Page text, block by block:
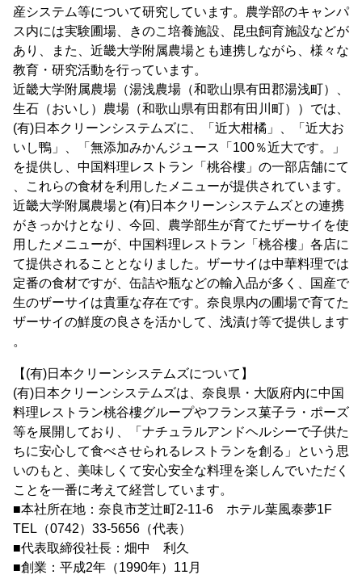
産システム等について研究しています。農学部のキャンパ
ス内には実験圃場、きのこ培養施設、昆虫飼育施設などが
あり、また、近畿大学附属農場とも連携しながら、様々な
教育・研究活動を行っています。
近畿大学附属農場（湯浅農場（和歌山県有田郡湯浅町）、
生石（おいし）農場（和歌山県有田郡有田川町））では、
(有)日本クリーンシステムズに、「近大柑橘」、「近大お
いし鴨」、「無添加みかんジュース「100％近大です。」
を提供し、中国料理レストラン「桃谷樓」の一部店舗にて
、これらの食材を利用したメニューが提供されています。
近畿大学附属農場と(有)日本クリーンシステムズとの連携
がきっかけとなり、今回、農学部生が育てたザーサイを使
用したメニューが、中国料理レストラン「桃谷樓」各店に
て提供されることとなりました。ザーサイは中華料理では
定番の食材ですが、缶詰や瓶などの輸入品が多く、国産で
生のザーサイは貴重な存在です。奈良県内の圃場で育てた
ザーサイの鮮度の良さを活かして、浅漬け等で提供します
。
【(有)日本クリーンシステムズについて】
(有)日本クリーンシステムズは、奈良県・大阪府内に中国
料理レストラン桃谷樓グループやフランス菓子ラ・ポーズ
等を展開しており、「ナチュラルアンドヘルシーで子供た
ちに安心して食べさせられるレストランを創る」という思
いのもと、美味しくて安心安全な料理を楽しんでいただく
ことを一番に考えて経営しています。
■本社所在地：奈良市芝辻町2-11-6 ホテル葉風泰夢1F
TEL（0742）33-5656（代表）
■代表取締役社長：畑中 利久
■創業：平成2年（1990年）11月